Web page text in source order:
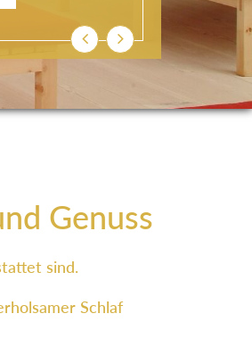
ZurückWeiter
Genuss
sind.
Schlaf